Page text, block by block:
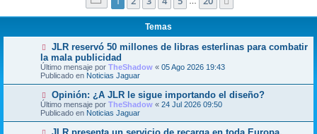
Temas
N
e
v
o
m
e
n
s
a
JLR reservó 50 millones de libras esterlinas para combatir
la mala publicidad
Último mensaje por TheShadow « 05 Ago 2026 19:43
Publicado en Noticias Jaguar
N
u
e
v
Opinión: ¿A JLR le sigue importando el diseño?
Último mensaje por TheShadow « 24 Jul 2026 09:50
Publicado en Noticias Jaguar
N
JLR presenta un servicio de recarga en toda Europa.